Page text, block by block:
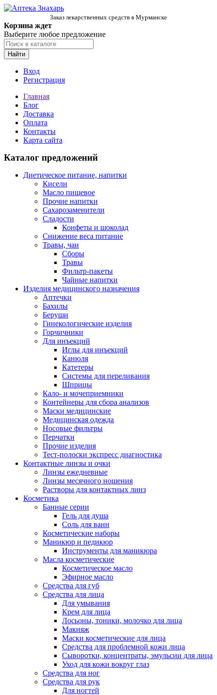
Заказ лекарственных средств в Мурманске
Корзина ждет
Выберите любое предложение
Найти
Вход
Регистрация
Главная
Блог
Доставка
Оплата
Контакты
Карта сайта
Каталог предложений
Диетическое питание, напитки
Кисели
Масло пищевое
Прочие напитки
Сахарозаменители
Сладости
Конфеты и шоколад
Снижение веса питание
Травы, чаи
Сборы
Травы
Фильтр-пакеты
Чайные напитки
Изделия медицинского назначения
Аптечки
Бахилы
Беруши
Гинекологические изделия
Горчичники
Для инъекций
Иглы для инъекций
Канюля
Катетеры
Системы для переливания
Шприцы
Кало- и мочеприемники
Контейнеры для сбора анализов
Маски медицинские
Медицинская одежда
Носовые фильтры
Перчатки
Прочие изделия
Тест-полоски экспресс диагностика
Контактные линзы и очки
Линзы ежедневные
Линзы месячного ношения
Растворы для контактных линз
Косметика
Банные серии
Гель для душа
Соль для ванн
Косметические наборы
Маникюр и педикюр
Инструменты для маникюра
Масла косметические
Косметическое масло
Эфирное масло
Средства для губ
Средства для лица
Для умывания
Крем для лица
Лосьоны, тоники, молочко для лица
Макияж
Маски косметические для лица
Средства для проблемной кожи лица
Сыворотки, концентраты, эмульсии для лица
Уход для кожи вокруг глаз
Средства для ног
Средства для рук
Для ногтей